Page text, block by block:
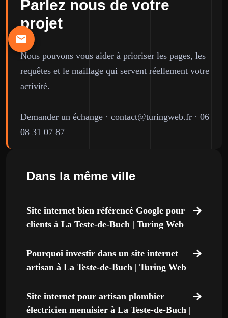
Parlez nous de votre
projet
Nous pouvons vous aider à prioriser les pages, les
requêtes et le maillage qui servent réellement votre
activité.
Demander un échange · contact@turingweb.fr · 06
08 31 07 87
Dans la même ville
Site internet bien référencé Google pour
clients à La Teste-de-Buch | Turing Web
Pourquoi investir dans un site internet
artisan à La Teste-de-Buch | Turing Web
Site internet pour artisan plombier
électricien menuisier à La Teste-de-Buch |